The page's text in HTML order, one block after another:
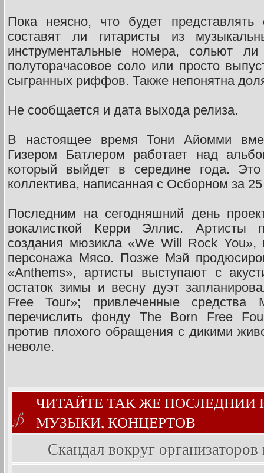
Пока неясно, что будет представлять
составят ли гитаристы из
инструментальные номера, сольют
полуторачасовое соло или просто
сыгранных риффов. Также непонятна
Не сообщается и дата выхода релиза.
В настоящее время Тони Айомми
Гизером Батлером работает над
который выйдет в середине года. Это
коллектива, написанная с Осборном за 25
Последним на сегодняшний день
вокалисткой Керри Эллис. Артисты
создания мюзикла «We Will Rock You»,
персонажа Мясо. Позже Мэй
«Anthems», артисты выступают с
остаток зимы и весну дуэт
Free Tour»; привлеченные
перечислить фонду The Born Free
против плохого обращения с дикими
неволе.
ЧИТАЙТЕ ТАК ЖЕ ПОСЛЕДНИИ
МУЗЫКИ, КОНЦЕРТОВ
Скандал вокруг